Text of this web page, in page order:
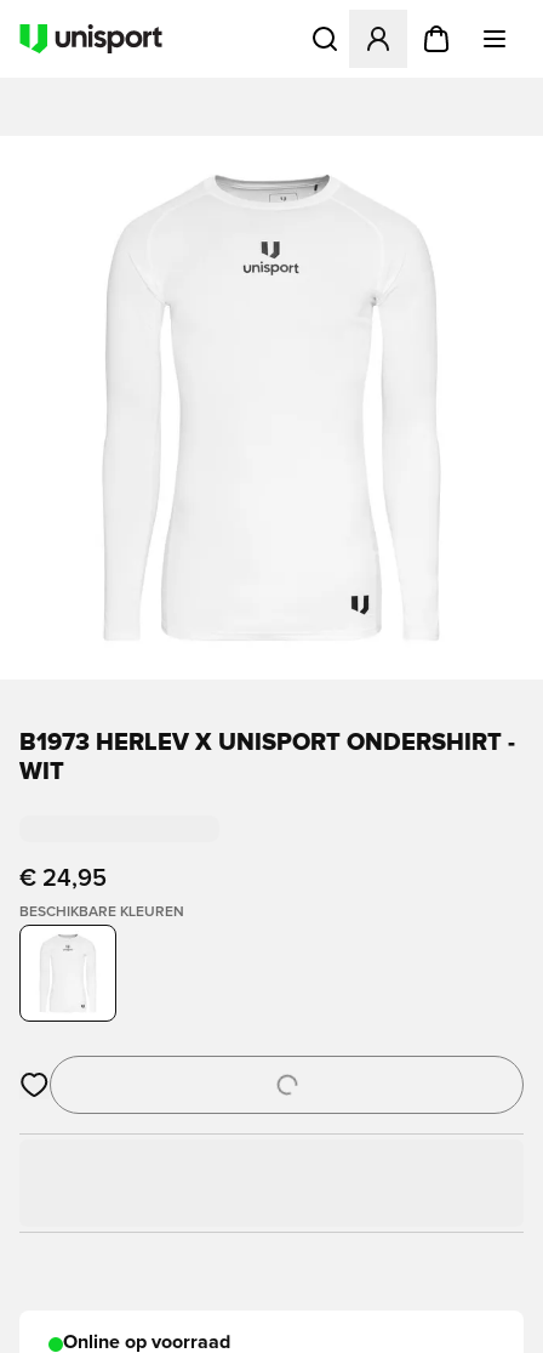
Opent een venster om in
B1973 HERLEV X UNISPORT ONDERSHIRT -
WIT
€ 24,95
BESCHIKBARE KLEUREN
Opent een venster om in te loggen of je aan te melden als lid
Online op voorraad